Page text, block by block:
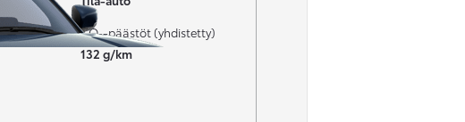
CO₂-päästöt (yhdistetty)
132 g/km